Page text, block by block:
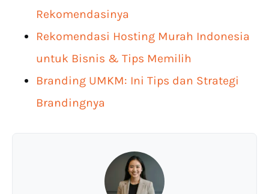
Rekomendasinya
Rekomendasi Hosting Murah Indonesia
untuk Bisnis & Tips Memilih
Branding UMKM: Ini Tips dan Strategi
Brandingnya